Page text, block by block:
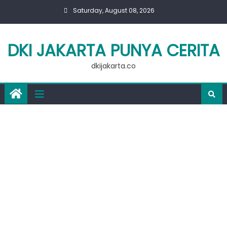
Saturday, August 08, 2026
DKI JAKARTA PUNYA CERITA
dkijakarta.co